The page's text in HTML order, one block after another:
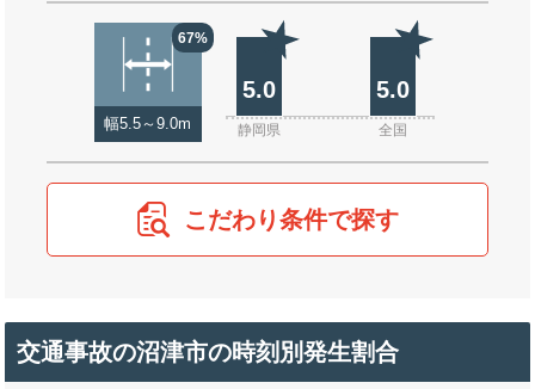
67%
幅5.5～9.0m
5.0 5.0
静岡県 全国
こだわり条件で探す
交通事故の沼津市の時刻別発生割合